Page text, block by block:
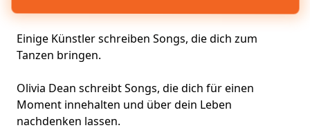
Einige Künstler schreiben Songs, die dich zum
Tanzen bringen.
Olivia Dean schreibt Songs, die dich für einen
Moment innehalten und über dein Leben
nachdenken lassen.